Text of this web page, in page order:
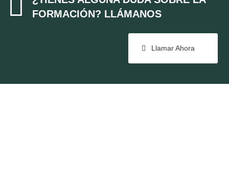

FORMACIÓN? LLÁMANOS
Llamar Ahora